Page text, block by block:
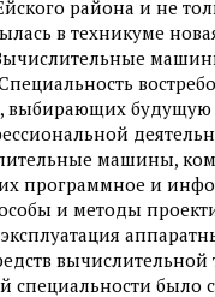
района и не
в техникуме
выбирающих будущую
машины,
программное и
и методы
вычислительной
специальности было